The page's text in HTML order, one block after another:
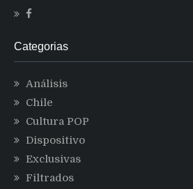
Categorias
Análisis
Chile
Cultura POP
Dispositivo
Exclusivas
Filtrados